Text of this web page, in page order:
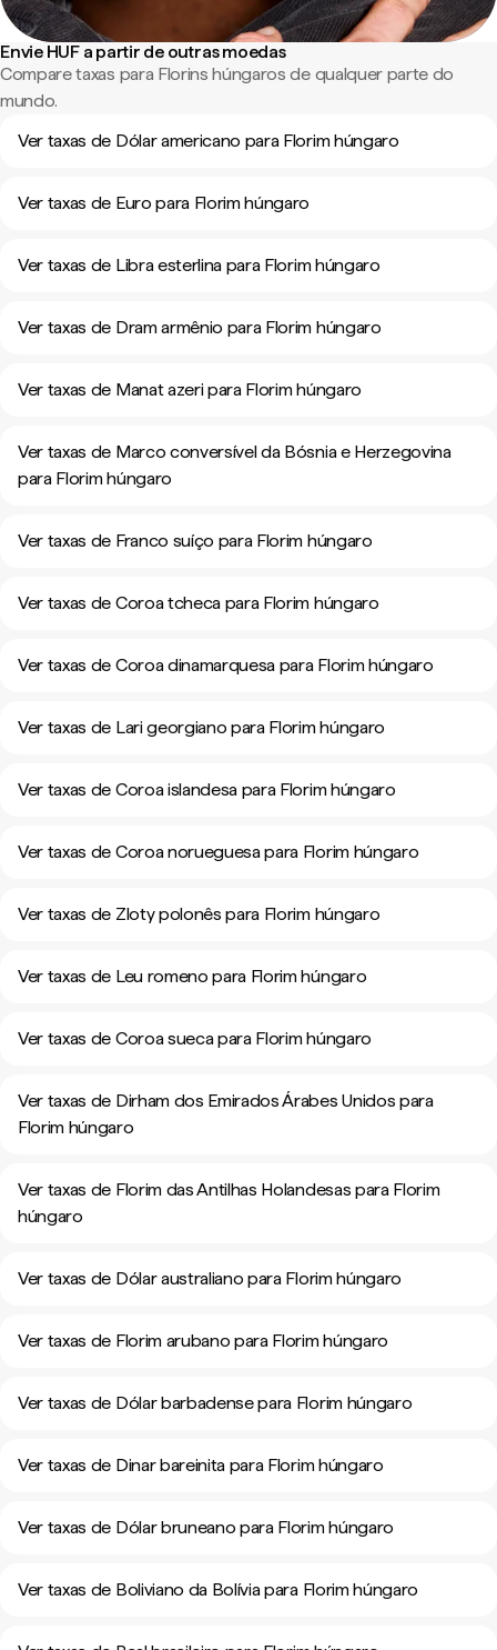
Envie HUF a partir de outras moedas
Compare taxas para Florins húngaros de qualquer parte do
mundo.
Ver taxas de Dólar americano para Florim húngaro
Ver taxas de Euro para Florim húngaro
Ver taxas de Libra esterlina para Florim húngaro
Ver taxas de Dram armênio para Florim húngaro
Ver taxas de Manat azeri para Florim húngaro
Ver taxas de Marco conversível da Bósnia e Herzegovina
para Florim húngaro
Ver taxas de Franco suíço para Florim húngaro
Ver taxas de Coroa tcheca para Florim húngaro
Ver taxas de Coroa dinamarquesa para Florim húngaro
Ver taxas de Lari georgiano para Florim húngaro
Ver taxas de Coroa islandesa para Florim húngaro
Ver taxas de Coroa norueguesa para Florim húngaro
Ver taxas de Zloty polonês para Florim húngaro
Ver taxas de Leu romeno para Florim húngaro
Ver taxas de Coroa sueca para Florim húngaro
Ver taxas de Dirham dos Emirados Árabes Unidos para
Florim húngaro
Ver taxas de Florim das Antilhas Holandesas para Florim
húngaro
Ver taxas de Dólar australiano para Florim húngaro
Ver taxas de Florim arubano para Florim húngaro
Ver taxas de Dólar barbadense para Florim húngaro
Ver taxas de Dinar bareinita para Florim húngaro
Ver taxas de Dólar bruneano para Florim húngaro
Ver taxas de Boliviano da Bolívia para Florim húngaro